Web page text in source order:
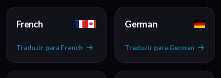
French
Traduzir para French
German
Traduzir para German